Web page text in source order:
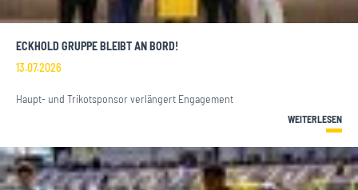
ECKHOLD GRUPPE BLEIBT AN BORD!
13.07.2026
Haupt- und Trikotsponsor verlängert Engagement
WEITERLESEN